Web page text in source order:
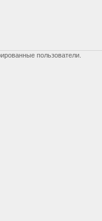
пользователи.